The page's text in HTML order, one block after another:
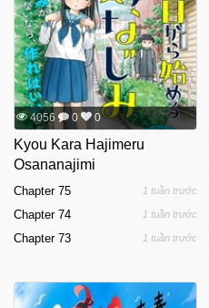
4056 0 0
Kyou Kara Hajimeru
Osananajimi
Chapter 75 1 tuần trước
Chapter 74 1 tuần trước
Chapter 73 1 tuần trước